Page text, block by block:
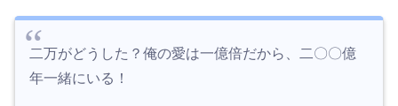
二万がどうした？俺の愛は一億倍だから、二〇〇億
年一緒にいる！